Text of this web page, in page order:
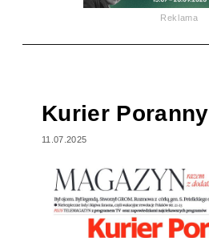
Reklama
Kurier Poranny
11.07.2025